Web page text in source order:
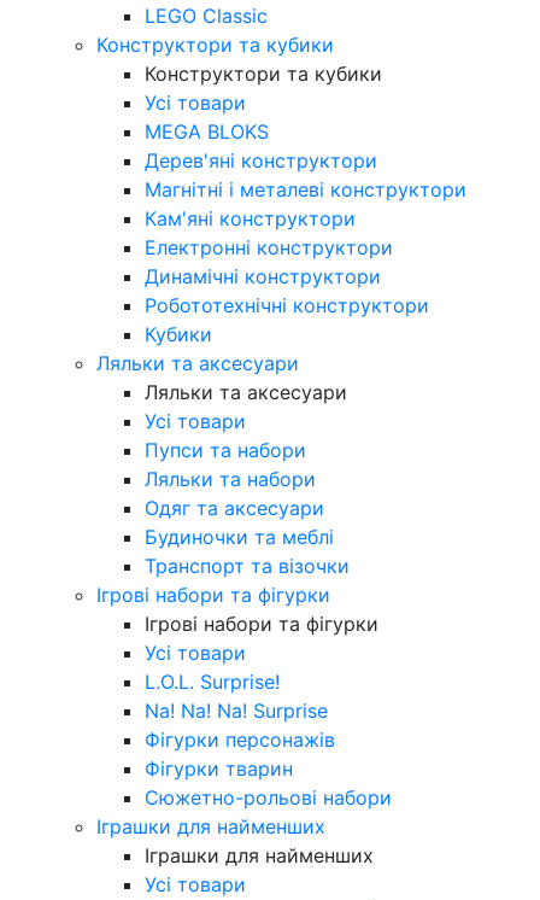
LEGO Classic
Конструктори та кубики
Конструктори та кубики
Усі товари
MEGA BLOKS
Дерев'яні конструктори
Магнітні і металеві конструктори
Кам'яні конструктори
Електронні конструктори
Динамічні конструктори
Робототехнічні конструктори
Кубики
Ляльки та аксесуари
Ляльки та аксесуари
Усі товари
Пупси та набори
Ляльки та набори
Одяг та аксесуари
Будиночки та меблі
Транспорт та візочки
Ігрові набори та фігурки
Ігрові набори та фігурки
Усі товари
L.O.L. Surprise!
Na! Na! Na! Surprise
Фігурки персонажів
Фігурки тварин
Сюжетно-рольові набори
Іграшки для найменших
Іграшки для найменших
Усі товари